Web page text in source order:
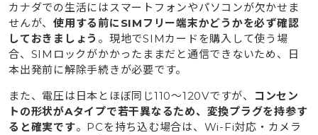
カナダでの生活にはスマートフォンやパソコンが欠かせま
せんが、 使用する前にSIMフリー端末かどうかを必ず確認
しておきましょう 。現地でSIMカードを購入して使う場
合、SIMロックがかかったままだと通信できないため、日
本出発前に解除手続きが必要です。
また、電圧は日本とほぼ同じ110〜120Vですが、
コンセン
トの形状がAタイプで若干異なるため、変換プラグを持参す
ると確実です。PCを持ち込む場合は、Wi-Fi対応・カメラ